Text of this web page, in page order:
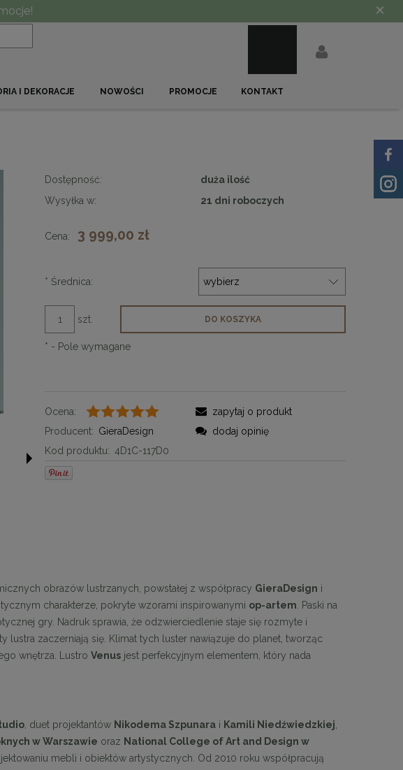
×
I DEKORACJE NOWOŚCI PROMOCJE KONTAKT
Dostępność:
duża ilość
Wysyłka w:
21 dni roboczych
Cena: 3 999,00 zł
* Średnica:
szt. DO KOSZYKA
* - Pole wymagane
Ocena:
Producent: GieraDesign
Kod produktu: 4D1C-117D0
zapytaj o produkt
dodaj opinię
obrazów lustrzanych, powstałej z współpracy GieraDesign i
charakterze, pokryte wzorami inspirowanymi op-artem . Paski na
gry. Nadruk sprawia, że odzwierciedlenie staje się rozmyte i
zaczerniają się. Klimat tych luster nawiązuje do planet, tworząc
wnętrza. Lustro Venus jest perfekcyjnym elementem, który nada
, duet projektantów Nikodema Szpunara i Kamili Niedźwiedzkiej,
w Warszawie oraz National College of Art and Design w
mebli i obiektów artystycznych. Od 2010 roku współpracują